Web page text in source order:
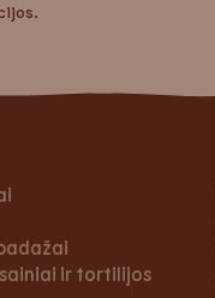
ir tortilijos